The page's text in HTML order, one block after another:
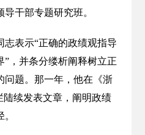
干部专题研究班。
志表示“正确的政绩观指导
，并条分缕析阐释树立正
问题。那一年，他在《浙
陆续发表文章，阐明政绩